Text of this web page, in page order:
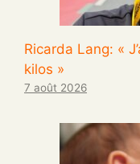
Ricarda Lang: «
kilos »
7 août 2026